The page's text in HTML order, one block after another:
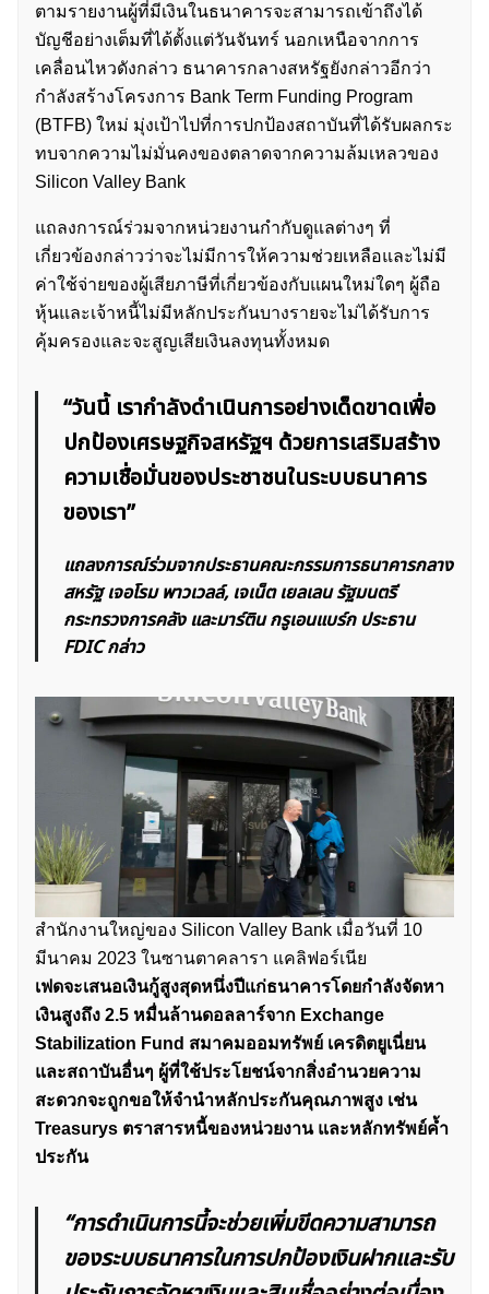
ตามรายงานผู้ที่มีเงินในธนาคารจะสามารถเข้าถึงได้
บัญชีอย่างเต็มที่ได้ตั้งแต่วันจันทร์ นอกเหนือจากการ
เคลื่อนไหวดังกล่าว ธนาคารกลางสหรัฐยังกล่าวอีกว่า
กำลังสร้างโครงการ Bank Term Funding Program
(BTFB) ใหม่ มุ่งเป้าไปที่การปกป้องสถาบันที่ได้รับผลกระ
ทบจากความไม่มั่นคงของตลาดจากความล้มเหลวของ
Silicon Valley Bank
แถลงการณ์ร่วมจากหน่วยงานกำกับดูแลต่างๆ ที่
เกี่ยวข้องกล่าวว่าจะไม่มีการให้ความช่วยเหลือและไม่มี
ค่าใช้จ่ายของผู้เสียภาษีที่เกี่ยวข้องกับแผนใหม่ใดๆ ผู้ถือ
หุ้นและเจ้าหนี้ไม่มีหลักประกันบางรายจะไม่ได้รับการ
คุ้มครองและจะสูญเสียเงินลงทุนทั้งหมด
“วันนี้ เรากำลังดำเนินการอย่างเด็ดขาดเพื่อ
ปกป้องเศรษฐกิจสหรัฐฯ ด้วยการเสริมสร้าง
ความเชื่อมั่นของประชาชนในระบบธนาคาร
ของเรา”
แถลงการณ์ร่วมจากประธานคณะกรรมการธนาคารกลาง
สหรัฐ เจอโรม พาวเวลล์, เจเน็ต เยลเลน รัฐมนตรี
กระทรวงการคลัง และมาร์ติน กรูเอนแบร์ก ประธาน
FDIC กล่าว
สำนักงานใหญ่ของ Silicon Valley Bank เมื่อวันที่ 10
มีนาคม 2023 ในซานตาคลารา แคลิฟอร์เนีย
เฟดจะเสนอเงินกู้สูงสุดหนึ่งปีแก่ธนาคารโดยกำลังจัดหา
เงินสูงถึง 2.5 หมื่นล้านดอลลาร์จาก Exchange
Stabilization Fund สมาคมออมทรัพย์ เครดิตยูเนี่ยน
และสถาบันอื่นๆ ผู้ที่ใช้ประโยชน์จากสิ่งอำนวยความ
สะดวกจะถูกขอให้จำนำหลักประกันคุณภาพสูง เช่น
Treasurys ตราสารหนี้ของหน่วยงาน และหลักทรัพย์ค้ำ
ประกัน
“การดำเนินการนี้จะช่วยเพิ่มขีดความสามารถ
ของระบบธนาคารในการปกป้องเงินฝากและรับ